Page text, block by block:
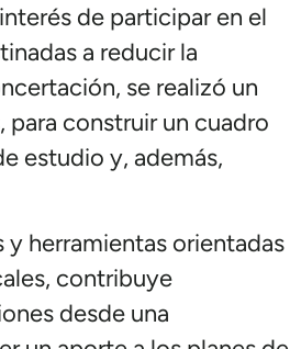
de participar en el
a reducir la
se realizó un
construir un cuadro
estudio y, además,
herramientas orientadas
contribuye
desde una